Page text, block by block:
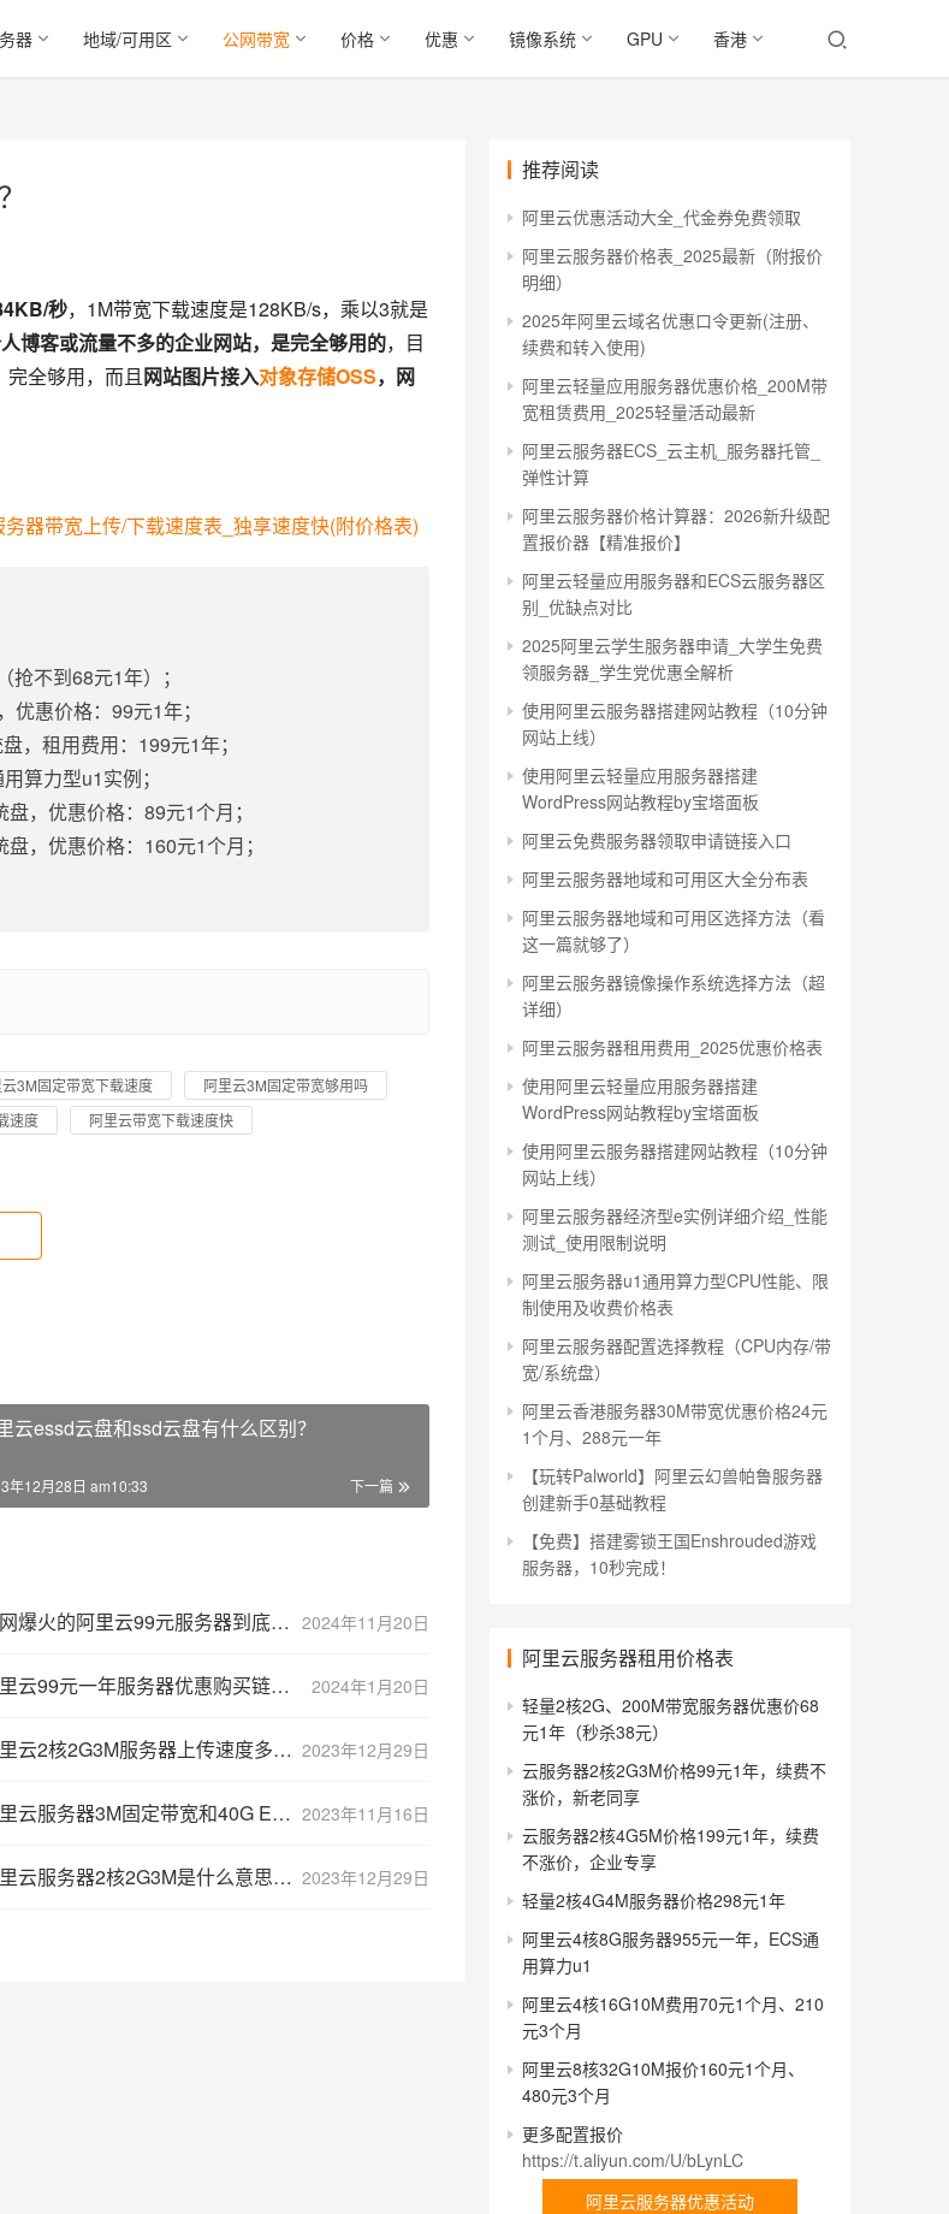
器 地域/可用区 公网带宽 价格 优惠 镜像系统 GPU 香港
秒，1M带宽下载速度是128KB/s，乘以3就是
博客或流量不多的企业网站，是完全够用的，目
全够用，而且网站图片接入对象存储OSS，网
务器带宽上传/下载速度表_独享速度快(附价格表)
不到68元1年）；
惠价格：99元1年；
，租用费用：199元1年；
算力型u1实例；
，优惠价格：89元1个月；
，优惠价格：160元1个月；
3M固定带宽下载速度
阿里云3M固定带宽够用吗
速度
阿里云带宽下载速度快
云essd云盘和ssd云盘有什么区别？
下一篇
年12月28日 am10:33
2024年11月20日
全网爆火的阿里云99元服务器到底什么配置？看完惊呆了
2024年1月20日
阿里云99元一年服务器优惠购买链接地址
2023年12月29日
阿里云2核2G3M服务器上传速度多少？
2023年11月16日
阿里云服务器3M固定带宽和40G ESSD Entry云盘怎么样？
2023年12月29日
阿里云服务器2核2G3M是什么意思？配置性能参数说明
推荐阅读
阿里云优惠活动大全_代金券免费领取
阿里云服务器价格表_2025最新（附报价
明细）
2025年阿里云域名优惠口令更新(注册、
续费和转入使用)
阿里云轻量应用服务器优惠价格_200M带
宽租赁费用_2025轻量活动最新
阿里云服务器ECS_云主机_服务器托管_
弹性计算
阿里云服务器价格计算器：2026新升级配
置报价器【精准报价】
阿里云轻量应用服务器和ECS云服务器区
别_优缺点对比
2025阿里云学生服务器申请_大学生免费
领服务器_学生党优惠全解析
使用阿里云服务器搭建网站教程（10分钟
网站上线）
使用阿里云轻量应用服务器搭建
WordPress网站教程by宝塔面板
阿里云免费服务器领取申请链接入口
阿里云服务器地域和可用区大全分布表
阿里云服务器地域和可用区选择方法（看
这一篇就够了）
阿里云服务器镜像操作系统选择方法（超
详细）
阿里云服务器租用费用_2025优惠价格表
使用阿里云轻量应用服务器搭建
WordPress网站教程by宝塔面板
使用阿里云服务器搭建网站教程（10分钟
网站上线）
阿里云服务器经济型e实例详细介绍_性能
测试_使用限制说明
阿里云服务器u1通用算力型CPU性能、限
制使用及收费价格表
阿里云服务器配置选择教程（CPU内存/带
宽/系统盘）
阿里云香港服务器30M带宽优惠价格24元
1个月、288元一年
【玩转Palworld】阿里云幻兽帕鲁服务器
创建新手0基础教程
【免费】搭建雾锁王国Enshrouded游戏
服务器，10秒完成！
阿里云服务器租用价格表
轻量2核2G、200M带宽服务器优惠价68
元1年（秒杀38元）
云服务器2核2G3M价格99元1年，续费不
涨价，新老同享
云服务器2核4G5M价格199元1年，续费
不涨价，企业专享
轻量2核4G4M服务器价格298元1年
阿里云4核8G服务器955元一年，ECS通
用算力u1
阿里云4核16G10M费用70元1个月、210
元3个月
阿里云8核32G10M报价160元1个月、
480元3个月
更多配置报价
https://t.aliyun.com/U/bLynLC
阿里云服务器优惠活动